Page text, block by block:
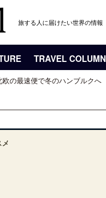
旅する人に届けたい世界の情報
TRAVEL COLUMN
欧の最速便で冬のハンブルクへ